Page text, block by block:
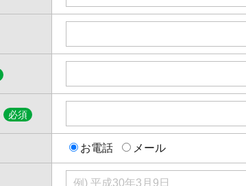
必須
お電話 メール